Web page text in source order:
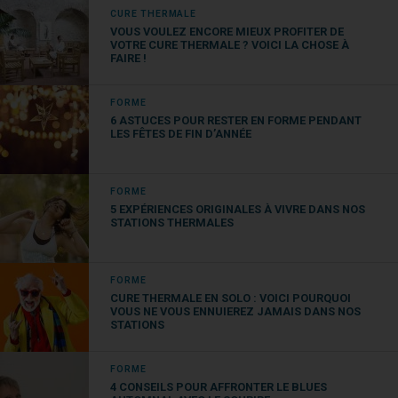
Les conseils du coach
En appuyant sur les nœuds pour
relâcher la tension musculaire,le
Foam Roller peut provoquer des
douleurs plus ou moins intenses, c’est
normal. Mais celles-ci doivent rester
supportables. Sinon, allégez la pression
des membres contre le rouleau. Ça reste
pénible ? Mieux vaut arrêter la séance.
Étirez le muscle douloureux et reprenez
le massage deux ou trois jours plus tard.
Veillez à ne pas vous créer des nœuds
ailleurs.
tirer sur les épaules en massant les
cuisses. Pour cela, quelques principes : la
CURE THERMALE
VOUS VOULEZ ENCORE MIEUX PROFITER DE
VOTRE CURE THERMALE ? VOICI LA CHOSE À
FAIRE !
FORME
6 ASTUCES POUR RESTER EN FORME PENDANT
LES FÊTES DE FIN D’ANNÉE
FORME
5 EXPÉRIENCES ORIGINALES À VIVRE DANS NOS
STATIONS THERMALES
FORME
CURE THERMALE EN SOLO : VOICI POURQUOI
VOUS NE VOUS ENNUIEREZ JAMAIS DANS NOS
STATIONS
FORME
4 CONSEILS POUR AFFRONTER LE BLUES